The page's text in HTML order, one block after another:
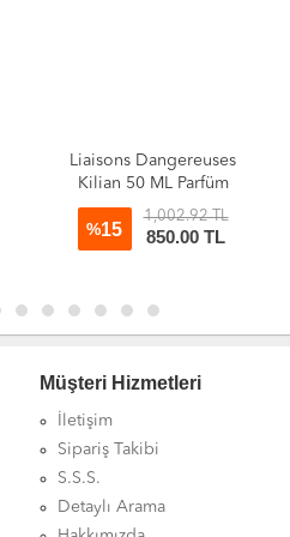
Liaisons Dangereuses
Kilian 50 ML Parfüm
%15
1,002.92 TL
850.00TL
Müşteri Hizmetleri
İletişim
Sipariş Takibi
S.S.S.
Detaylı Arama